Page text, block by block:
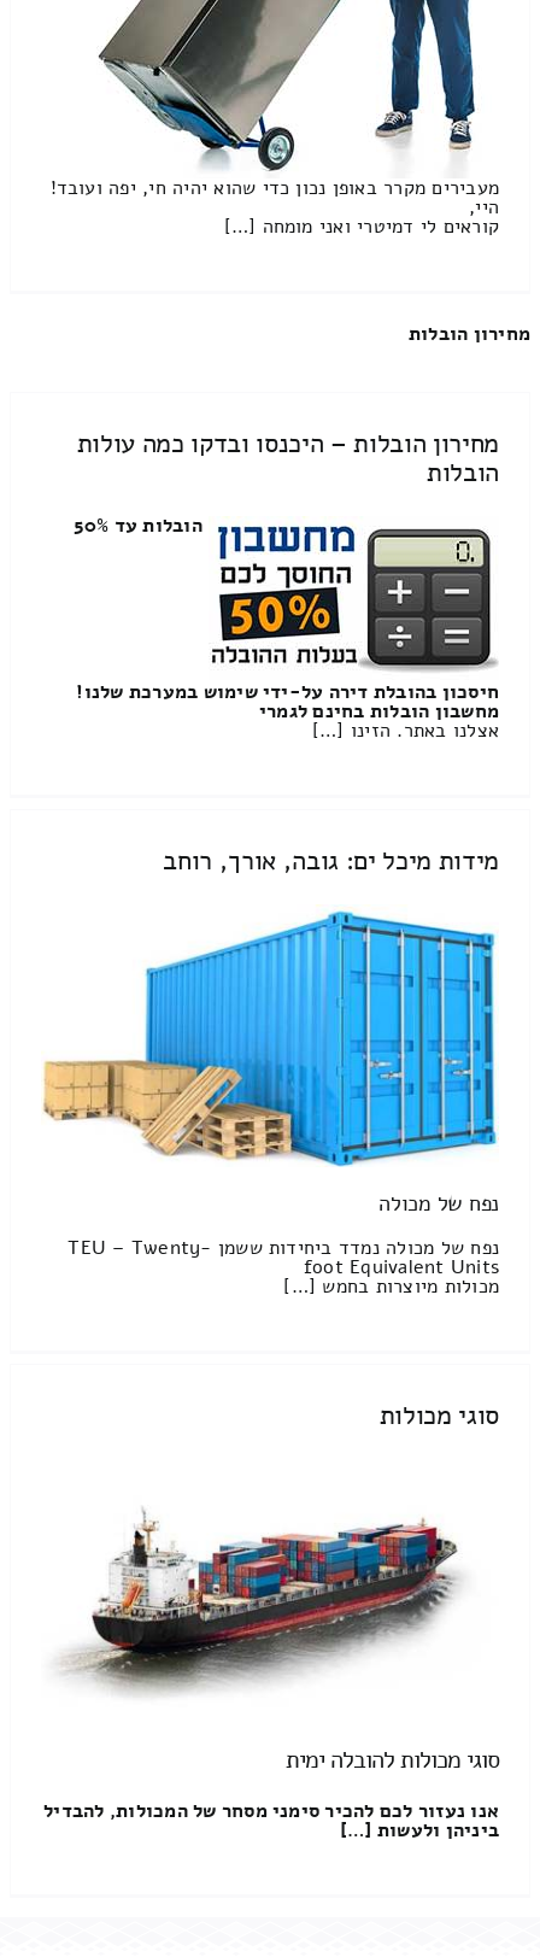
מעבירים מקרר באופן נכון כדי שהוא יהיה חי, יפה ועובד!
היי,
קוראים לי דמיטרי ואני מומחה […]
מחירון הובלות
מחירון הובלות – היכנסו ובדקו כמה עולות
הובלות
הובלות עד 50%
חיסכון בהובלת דירה על-ידי שימוש במערכת שלנו!
מחשבון הובלות בחינם לגמרי
אצלנו באתר. הזינו […]
מידות מיכל ים: גובה, אורך, רוחב
נפח של מכולה
נפח של מכולה נמדד ביחידות ששמן TEU – Twenty-
foot Equivalent Units
מכולות מיוצרות בחמש […]
סוגי מכולות
סוגי מכולות להובלה ימית
אנו נעזור לכם להכיר סימני מסחר של המכולות, להבדיל
ביניהן ולעשות […]